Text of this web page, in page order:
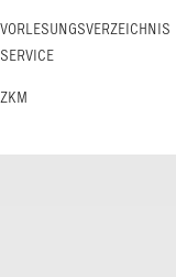
VORLESUNGS­VERZEICHNIS
SERVICE
ZKM